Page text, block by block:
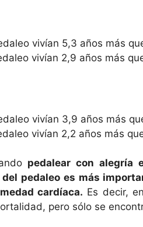
vivían 5,3 años más
vivían 2,9 años más
vivían 3,9 años más
vivían 2,2 años más
pedalear con alegría
pedaleo es más
cardíaca. Es decir,
pero sólo se